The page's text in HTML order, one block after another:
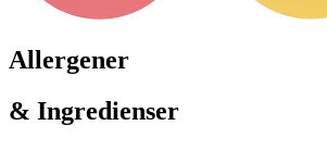
Allergener
& Ingredienser